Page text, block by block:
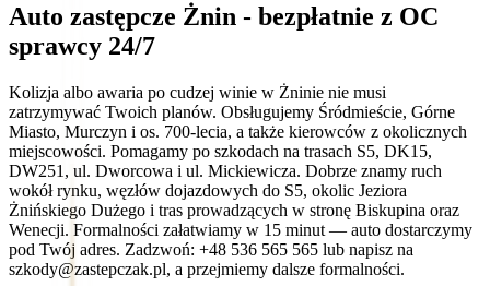
Auto zastępcze Żnin - bezpłatnie z OC
sprawcy 24/7
Kolizja albo awaria po cudzej winie w Żninie nie musi
zatrzymywać Twoich planów. Obsługujemy Śródmieście, Górne
Miasto, Murczyn i os. 700-lecia, a także kierowców z okolicznych
miejscowości. Pomagamy po szkodach na trasach S5, DK15,
DW251, ul. Dworcowa i ul. Mickiewicza. Dobrze znamy ruch
wokół rynku, węzłów dojazdowych do S5, okolic Jeziora
Żnińskiego Dużego i tras prowadzących w stronę Biskupina oraz
Wenecji. Formalności załatwiamy w 15 minut — auto dostarczymy
pod Twój adres. Zadzwoń: +48 536 565 565 lub napisz na
szkody@zastepczak.pl, a przejmiemy dalsze formalności.